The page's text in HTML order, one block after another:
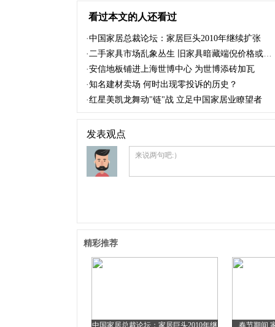
看过本文的人还看过
·中国家居总裁论坛：家居巨头2010年继续扩张
·二手家具市场乱象丛生 旧家具暗藏端倪价格或飙升
·安信地板铺进上海世博中心 为世博添砖加瓦
·知名建材卖场 何时出现零投诉的历史？
·红星美凯龙舞动"链"战 立足中国家居业瞭望者
发表观点
来说两句吧:）
精彩推荐
中国家居总裁论坛：家居巨头2010年继
春节期间